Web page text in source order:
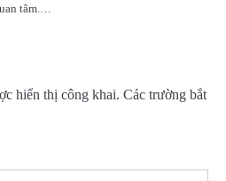
tâm.…
hiển thị công khai. Các trường bắt